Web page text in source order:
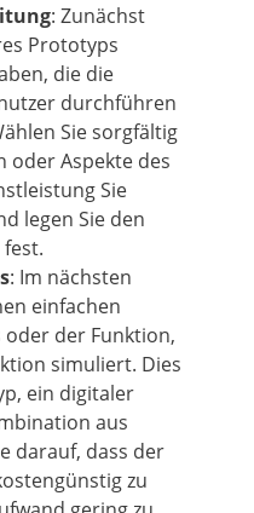
: Zunächst
Prototyps
die die
durchführen
Sie sorgfältig
oder Aspekte des
Sie
legen Sie den
: Im nächsten
einfachen
der Funktion,
simuliert. Dies
ein digitaler
aus
darauf, dass der
zu